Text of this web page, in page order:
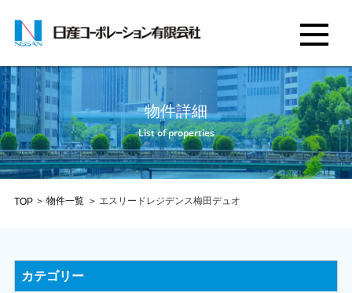
物件詳細
List of properties
TOP > 物件一覧 > エスリードレジデンス梅田デュオ
カテゴリー